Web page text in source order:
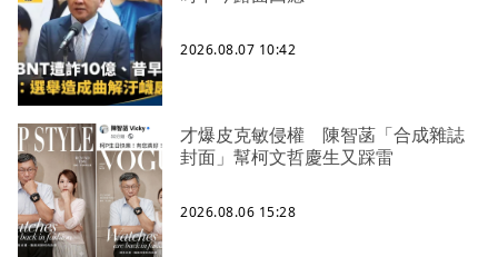
2026.08.07 10:42
才爆皮克敏侵權 陳智菡「合成雜誌
封面」幫柯文哲慶生又踩雷
2026.08.06 15:28